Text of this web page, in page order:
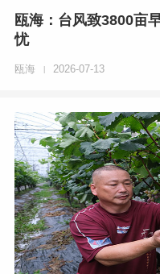
瓯海：台风致3800亩
忧
瓯海 | 2026-07-13